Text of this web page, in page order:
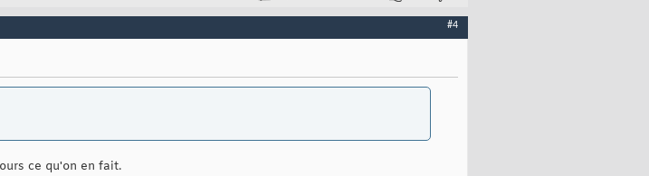
#4
ce qu'on en fait.